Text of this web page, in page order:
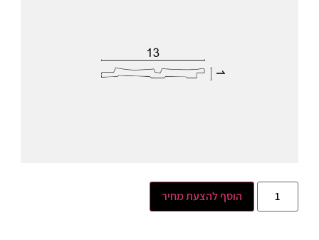
הוסף להצעת מחיר